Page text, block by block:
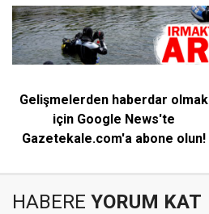
Gelişmelerden haberdar olmak
için Google News'te
Gazetekale.com'a abone olun!
HABERE YORUM KAT